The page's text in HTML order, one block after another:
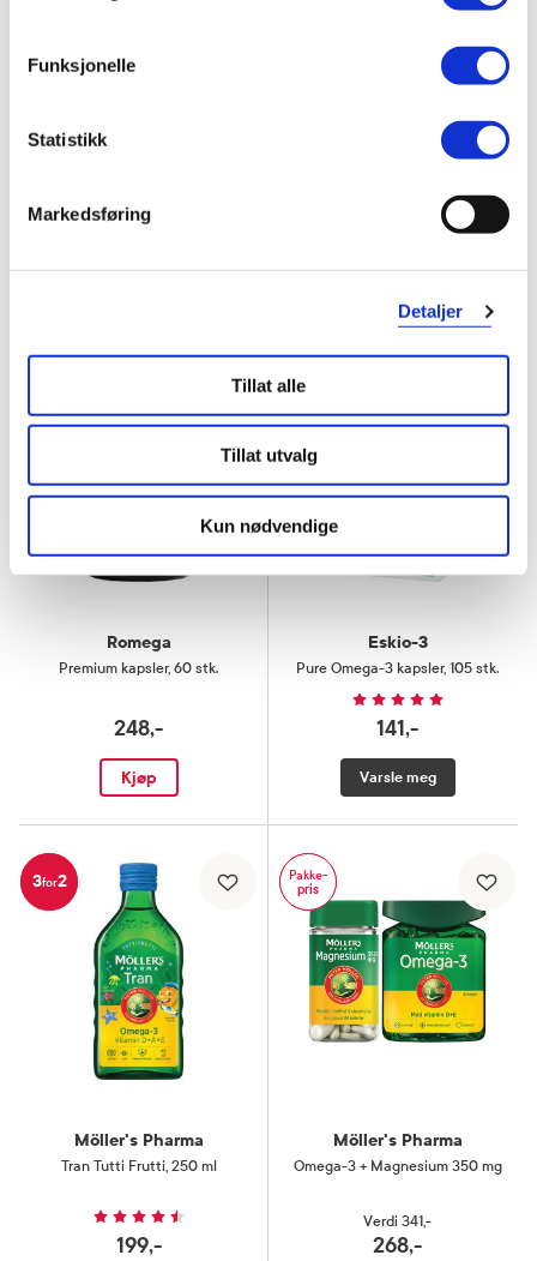
Funksjonelle
Statistikk
Markedsføring
Detaljer
Tillat alle
Tillat utvalg
Kun nødvendige
Omega 3 Phyto™ kapsler
229,-
Möllers Omega-3 Gelefisker +
Multivitamin Vitaminbjørner
Romega
Premium kapsler, 60 stk.
248,-
Kjøp
Eskio-3
Pure Omega-3 kapsler, 105 stk.
141,-
Varsle meg
3for2
Möller's Pharma
Tran Tutti Frutti, 250 ml
199,-
Pakke-
pris
Möller's Pharma
Omega-3 + Magnesium 350 mg
Verdi 341,-
268,-